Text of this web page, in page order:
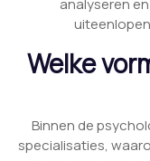
Welke
Binnen de
specialisaties,